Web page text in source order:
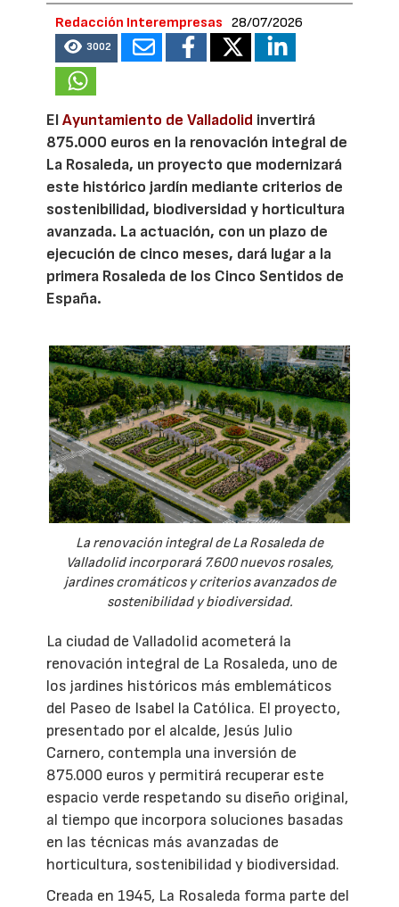
Redacción Interempresas 28/07/2026
3002
ElAyuntamiento de Valladolid invertirá
875.000 euros en la renovación integral de
La Rosaleda, un proyecto que modernizará
este histórico jardín mediante criterios de
sostenibilidad, biodiversidad y horticultura
avanzada. La actuación, con un plazo de
ejecución de cinco meses, dará lugar a la
primera Rosaleda de los Cinco Sentidos de
España.
La renovación integral de La Rosaleda de
Valladolid incorporará 7.600 nuevos rosales,
jardines cromáticos y criterios avanzados de
sostenibilidad y biodiversidad.
La ciudad de Valladolid acometerá la
renovación integral de La Rosaleda, uno de
los jardines históricos más emblemáticos
del Paseo de Isabel la Católica. El proyecto,
presentado por el alcalde, Jesús Julio
Carnero, contempla una inversión de
875.000 euros y permitirá recuperar este
espacio verde respetando su diseño original,
al tiempo que incorpora soluciones basadas
en las técnicas más avanzadas de
horticultura, sostenibilidad y biodiversidad.
Creada en 1945, La Rosaleda forma parte del